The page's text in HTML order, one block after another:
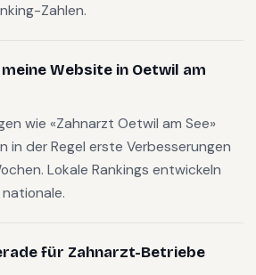
Zahlen.
Website in Oetwil am
wie «Zahnarzt Oetwil am See»
in der Regel erste Verbesserungen
Lokale Rankings entwickeln
für Zahnarzt-Betriebe